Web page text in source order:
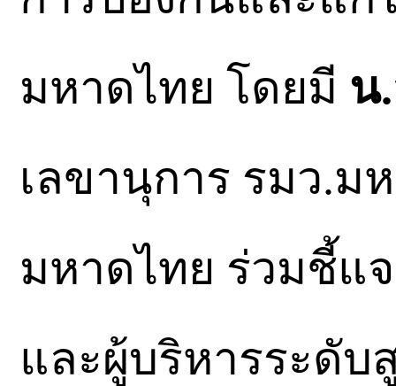
มหาดไทย โดยมี น
เลขานุการ รมว.ม
มหาดไทย ร่วมชี้แ
และผู้บริหารระดับ